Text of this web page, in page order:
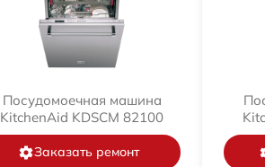
Посудомоечная машина
KitchenAid KDSCM 82100
Заказать ремонт